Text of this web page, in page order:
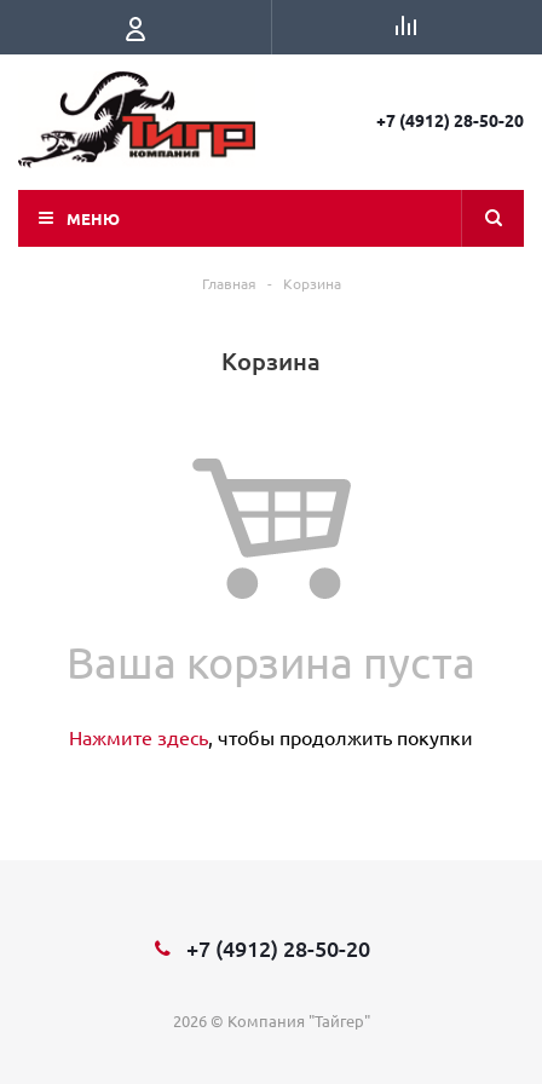
+7 (4912) 28-50-20
МЕНЮ
Главная - Корзина
Корзина
Ваша корзина пуста
Нажмите здесь, чтобы продолжить покупки
+7 (4912) 28-50-20
2026 © Компания "Тайгер"